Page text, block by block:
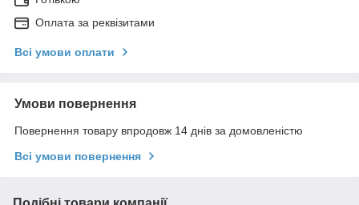
Оплата за реквізитами
Всі умови оплати
Умови повернення
Повернення товару впродовж 14 днів за домовленістю
Всі умови повернення